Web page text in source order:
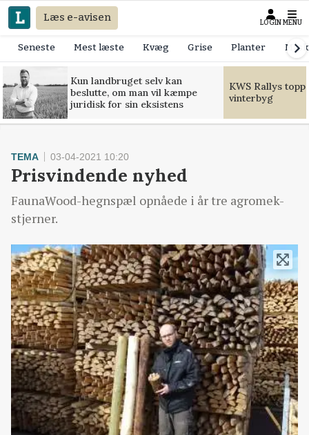
Læs e-avisen LOGIN MENU
Seneste Mest læste Kvæg Grise Planter
Kun landbruget selv kan
beslutte, om man vil kæmpe
juridisk for sin eksistens
KWS Rallys
vinterbyg
TEMA 03-04-2021 10:20
Prisvindende nyhed
FaunaWood-hegnspæl opnåede i år tre agromek-
stjerner.